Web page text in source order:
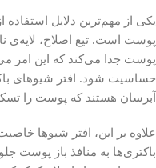
یکی از مهم‌ترین دلایل
پوست است. تیغ اصلاح، لایه‌ی
پوست جدا می‌کند که این امر
حساسیت شود. افتر شیوهای
آبرسان هستند که پوست را
علاوه بر این، افتر شیوها
باکتری‌ها به منافذ باز پوست